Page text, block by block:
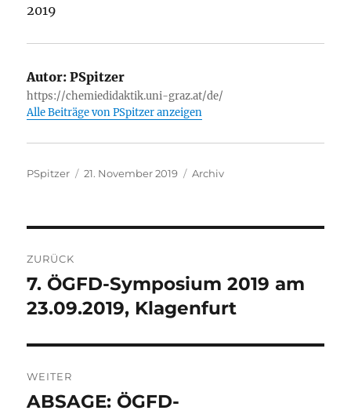
2019
Autor: PSpitzer
https://chemiedidaktik.uni-graz.at/de/
Alle Beiträge von PSpitzer anzeigen
Autor
PSpitzer
Veröffentlicht
21. November 2019 Kategorien
Archiv
ZURÜCK
Vorheriger
Beitrag:
7. ÖGFD-Symposium 2019 am
23.09.2019, Klagenfurt
WEITER
Nächster
ABSAGE: ÖGFD-